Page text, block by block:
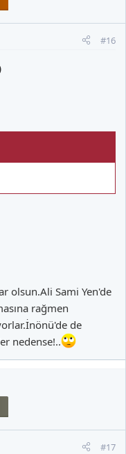
#16
olsun.Ali Sami Yen'de
rağmen
de
nedense!..
#17